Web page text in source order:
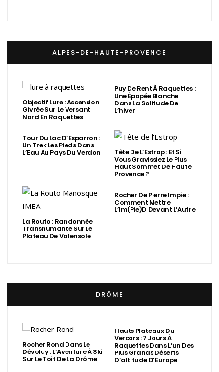
ALPES-DE-HAUTE-PROVENCE
Objectif Lure : Ascension
Givrée Sur Le Versant
Nord En Raquettes
Puy De Rent À Raquettes :
Une Épopée Blanche
Dans La Solitude De
L’hiver
Tour Du Lac D’Esparron :
Un Trek Les Pieds Dans
L’Eau Au Pays Du Verdon Tête De L’Estrop : Et Si
Vous Gravissiez Le Plus
Haut Sommet De Haute
Provence ?
La Routo : Randonnée
Transhumante Sur Le
Plateau De Valensole
Rocher De Pierre Impie :
Comment Mettre
L’Im(Pie)d Devant L’Autre
DRÔME
Rocher Rond Dans Le
Dévoluy : L’Aventure À Ski
Sur Le Toit De La Drôme
Hauts Plateaux Du
Vercors : 7 Jours À
Raquettes Dans L’un Des
Plus Grands Déserts
D’altitude D’Europe